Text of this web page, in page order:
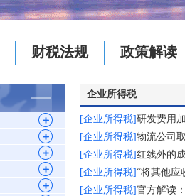
财税法规 政策解读
企业所得税
[企业所得税]研发费用
[企业所得税]物流公司
[企业所得税]红线外的
[企业所得税]“将其他应
[企业所得税]官方解读